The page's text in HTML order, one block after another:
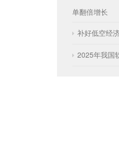
单翻倍增长
补好低空经
2025年我国